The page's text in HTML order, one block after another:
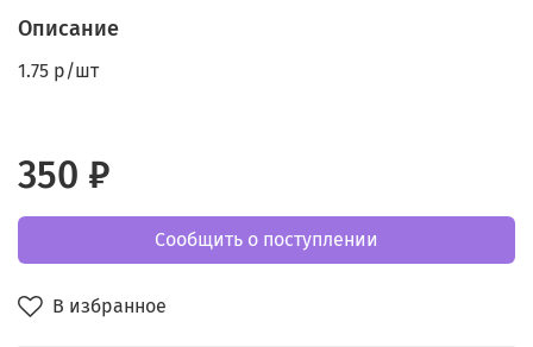
В избранное
Описание
1.75 р/шт
350 ₽
Сообщить о поступлении